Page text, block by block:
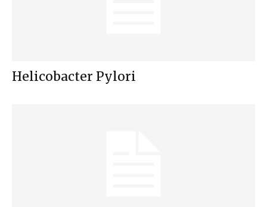
Helicobacter Pylori